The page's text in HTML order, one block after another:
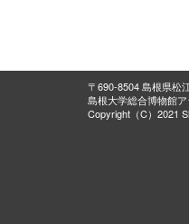
〒690-8504 島根県松
島根大学総合博物館
Copyright（C）2021